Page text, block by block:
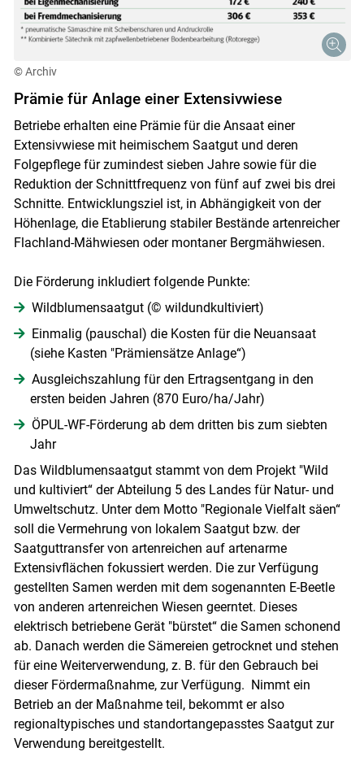
© Archiv
Prämie für Anlage einer Extensivwiese
Betriebe erhalten eine Prämie für die Ansaat einer
Extensivwiese mit heimischem Saatgut und deren
Folgepflege für zumindest sieben Jahre sowie für die
Reduktion der Schnittfrequenz von fünf auf zwei bis drei
Schnitte. Entwicklungsziel ist, in Abhängigkeit von der
Höhenlage, die Etablierung stabiler Bestände artenreicher
Flachland-Mähwiesen oder montaner Bergmähwiesen.
Die Förderung inkludiert folgende Punkte:
Wildblumensaatgut (© wildundkultiviert)
Einmalig (pauschal) die Kosten für die Neuansaat
(siehe Kasten "Prämiensätze Anlage“)
Ausgleichszahlung für den Ertragsentgang in den
ersten beiden Jahren (870 Euro/ha/Jahr)
ÖPUL-WF-Förderung ab dem dritten bis zum siebten
Jahr
Das Wildblumensaatgut stammt von dem Projekt "Wild
und kultiviert“ der Abteilung 5 des Landes für Natur- und
Umweltschutz. Unter dem Motto "Regionale Vielfalt säen“
soll die Vermehrung von lokalem Saatgut bzw. der
Saatguttransfer von artenreichen auf artenarme
Extensivflächen fokussiert werden. Die zur Verfügung
gestellten Samen werden mit dem sogenannten E-Beetle
von anderen artenreichen Wiesen geerntet. Dieses
elektrisch betriebene Gerät "bürstet“ die Samen schonend
ab. Danach werden die Sämereien getrocknet und stehen
für eine Weiterverwendung, z. B. für den Gebrauch bei
dieser Fördermaßnahme, zur Verfügung. Nimmt ein
Betrieb an der Maßnahme teil, bekommt er also
regionaltypisches und standortangepasstes Saatgut zur
Verwendung bereitgestellt.